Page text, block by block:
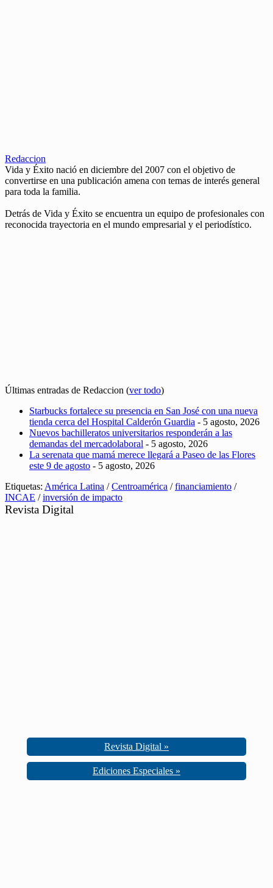
Redaccion
Vida y Éxito nació en diciembre del 2007 con el objetivo de
convertirse en una publicación amena con temas de interés general
para toda la familia.
Detrás de Vida y Éxito se encuentra un equipo de profesionales con
reconocida trayectoria en el mundo empresarial y el periodístico.
Últimas entradas de Redaccion (ver todo)
Starbucks fortalece su presencia en San José con una nueva
tienda cerca del Hospital Calderón Guardia - 5 agosto, 2026
Nuevos bachilleratos universitarios responderán a las
demandas del mercadolaboral - 5 agosto, 2026
La serenata que mamá merece llegará a Paseo de las Flores
este 9 de agosto - 5 agosto, 2026
Etiquetas: América Latina /Centroamérica /financiamiento /
INCAE /inversión de impacto
Revista Digital
Revista Digital »
Ediciones Especiales »